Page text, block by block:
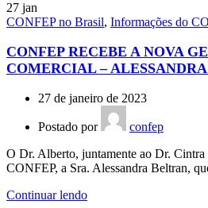
27 jan
CONFEP no Brasil, Informações do
CONFEP RECEBE A NOVA
COMERCIAL –
27 de janeiro de 2023
Postado por
confep
O Dr. Alberto, juntamente ao Dr. Cintra
CONFEP, a Sra. Alessandra Beltran,
Continuar lendo